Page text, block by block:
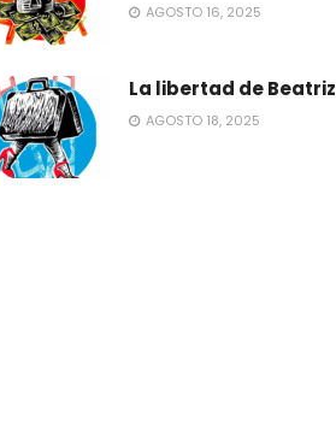
AGOSTO 16, 2025
La libertad de Beatriz
AGOSTO 18, 2025